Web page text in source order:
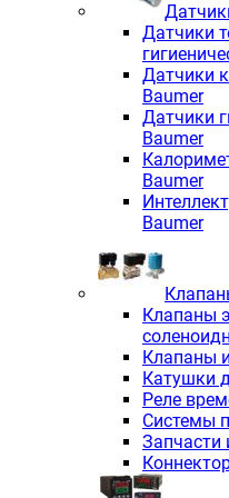
Датчики
Датчики
Baumer
Датчики
Baumer
Baumer
Baumer
Клапаны
Клапаны
Катушки
Реле
Системы
Запчасти